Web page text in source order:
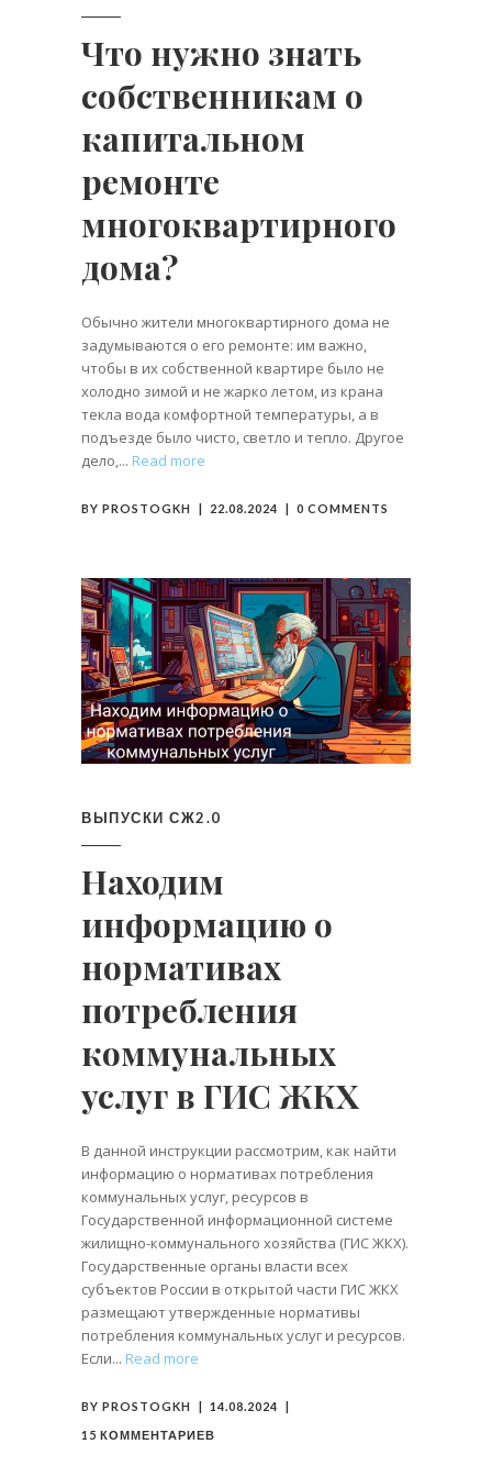
Что нужно знать
собственникам о
капитальном
ремонте
многоквартирного
дома?
Обычно жители многоквартирного дома не
задумываются о его ремонте: им важно,
чтобы в их собственной квартире было не
холодно зимой и не жарко летом, из крана
текла вода комфортной температуры, а в
подъезде было чисто, светло и тепло. Другое
дело,
Read more
BY PROSTOGKH 22.08.2024 0 COMMENTS
ВЫПУСКИ СЖ2.0
Находим
информацию о
нормативах
потребления
коммунальных
услуг в ГИС ЖКХ
В данной инструкции рассмотрим, как найти
информацию о нормативах потребления
коммунальных услуг, ресурсов в
Государственной информационной системе
жилищно-коммунального хозяйства (ГИС ЖКХ).
Государственные органы власти всех
субъектов России в открытой части ГИС ЖКХ
размещают утвержденные нормативы
потребления коммунальных услуг и ресурсов.
Если
Read more
BY PROSTOGKH
14.08.2024
15 КОММЕНТАРИЕВ